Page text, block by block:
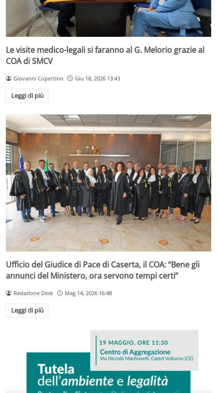
Le visite medico-legali si faranno al G. Melorio grazie al
COA di SMCV
Giovanni Copertino Giu 18, 2026 13:43
Leggi di più
Ufficio del Giudice di Pace di Caserta, il COA: “Bene gli
annunci del Ministero, ora servono tempi certi”
Redazione Desk Mag 14, 2026 16:48
Leggi di più